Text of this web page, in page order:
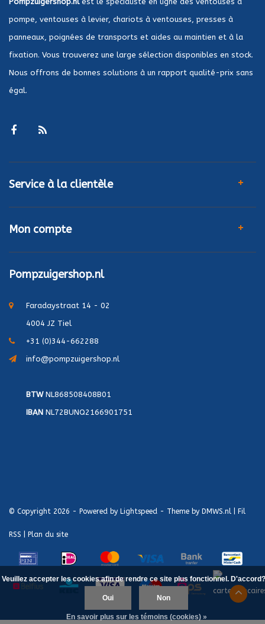
pompe, ventouses à levier, chariots à ventouses, presses à
panneaux, poignées de transports et aides au maintien et à la
fixation. Vous trouverez une large sélection disponibles en stock.
Nous offrons de bonnes solutions à un rapport qualité-prix sans
égal.
Service à la clientèle
Mon compte
Pompzuigershop.nl
Faradaystraat 14 - 02
4004 JZ Tiel
+31 (0)344-662288
info@pompzuigershop.nl
BTWNL868508408B01
IBAN NL72BUNQ2166901751
© Copyright 2026 - Powered by Lightspeed - Theme by DMWS.nl Fil
RSS Plan du site
Veuillez accepter les cookies afin de rendre ce site plus fonctionnel. D'accord?
Oui Non
En savoir plus sur les témoins (cookies) »